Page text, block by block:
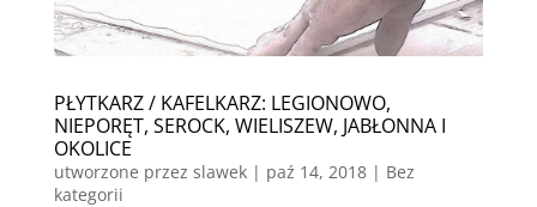
PŁYTKARZ / KAFELKARZ: LEGIONOWO,
NIEPORĘT, SEROCK, WIELISZEW, JABŁONNA I
OKOLICE
utworzone przez slawek| paź 14, 2018| Bez
kategorii